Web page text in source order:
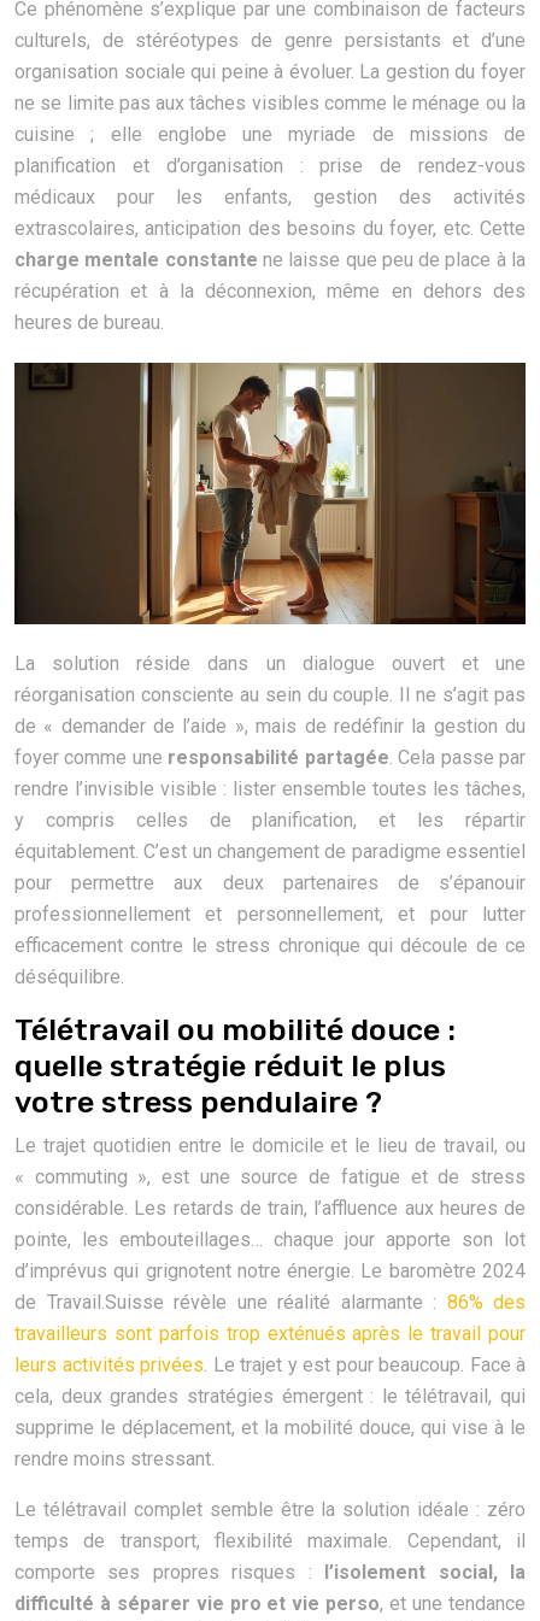
Ce phénomène s’explique par une combinaison de facteurs
culturels, de stéréotypes de genre persistants et d’une
organisation sociale qui peine à évoluer. La gestion du foyer
ne se limite pas aux tâches visibles comme le ménage ou la
cuisine ; elle englobe une myriade de missions de
planification et d’organisation : prise de rendez-vous
médicaux pour les enfants, gestion des activités
extrascolaires, anticipation des besoins du foyer, etc. Cette
charge mentale constante ne laisse que peu de place à la
récupération et à la déconnexion, même en dehors des
heures de bureau.
La solution réside dans un dialogue ouvert et une
réorganisation consciente au sein du couple. Il ne s’agit pas
de « demander de l’aide », mais de redéfinir la gestion du
foyer comme une responsabilité partagée. Cela passe par
rendre l’invisible visible : lister ensemble toutes les tâches,
y compris celles de planification, et les répartir
équitablement. C’est un changement de paradigme essentiel
pour permettre aux deux partenaires de s’épanouir
professionnellement et personnellement, et pour lutter
efficacement contre le stress chronique qui découle de ce
déséquilibre.
Télétravail ou mobilité douce :
quelle stratégie réduit le plus
votre stress pendulaire ?
Le trajet quotidien entre le domicile et le lieu de travail, ou
« commuting », est une source de fatigue et de stress
considérable. Les retards de train, l’affluence aux heures de
pointe, les embouteillages… chaque jour apporte son lot
d’imprévus qui grignotent notre énergie. Le baromètre 2024
de Travail.Suisse révèle une réalité alarmante : 86% des
travailleurs sont parfois trop exténués après le travail pour
leurs activités privées. Le trajet y est pour beaucoup. Face à
cela, deux grandes stratégies émergent : le télétravail, qui
supprime le déplacement, et la mobilité douce, qui vise à le
rendre moins stressant.
Le télétravail complet semble être la solution idéale : zéro
temps de transport, flexibilité maximale. Cependant, il
comporte ses propres risques : l’isolement social, la
difficulté à séparer vie pro et vie perso, et une tendance